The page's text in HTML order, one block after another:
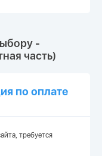
-
часть)
по оплате
требуется